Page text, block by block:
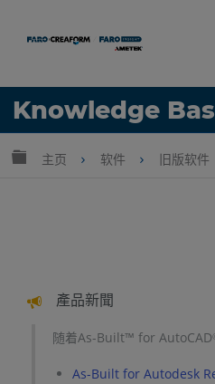
Knowledge
语言
扩展/隐缩全局层次
主页 软件 旧版软件
產品新聞
随着As-Built™ for AutoCAD
As-Built for Autodesk